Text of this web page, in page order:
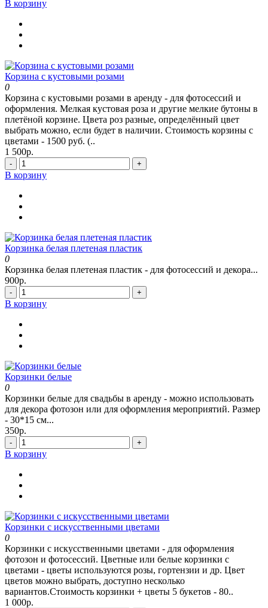
В корзину
Корзина с кустовыми розами
0
Корзина с кустовыми розами в аренду - для фотосессий и
оформления. Мелкая кустовая роза и другие мелкие бутоны в
плетёной корзине. Цвета роз разные, определённый цвет
выбрать можно, если будет в наличии. Стоимость корзины с
цветами - 1500 руб. (..
1 500р.
- +
В корзину
Корзинка белая плетеная пластик
0
Корзинка белая плетеная пластик - для фотосессий и декора...
900р.
- +
В корзину
Корзинки белые
0
Корзинки белые для свадьбы в аренду - можно использовать
для декора фотозон или для оформления мероприятий. Размер
- 30*15 см...
350р.
- +
В корзину
Корзинки с искусственными цветами
0
Корзинки с искусственными цветами - для оформления
фотозон и фотосессий. Цветные или белые корзинки с
цветами - цветы используются розы, гортензии и др. Цвет
цветов можно выбрать, доступно несколько
вариантов.Стоимость корзинки + цветы 5 букетов - 80..
1 000р.